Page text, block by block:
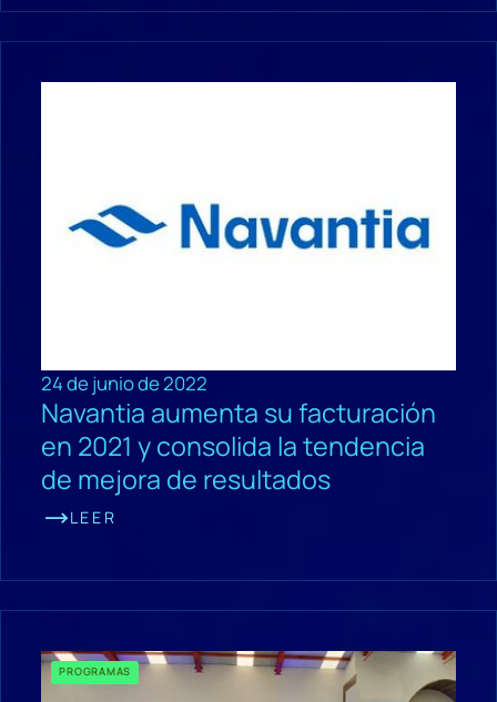
24 de junio de 2022
Navantia aumenta su facturación
en 2021 y consolida la tendencia
de mejora de resultados
LEER
PROGRAMAS